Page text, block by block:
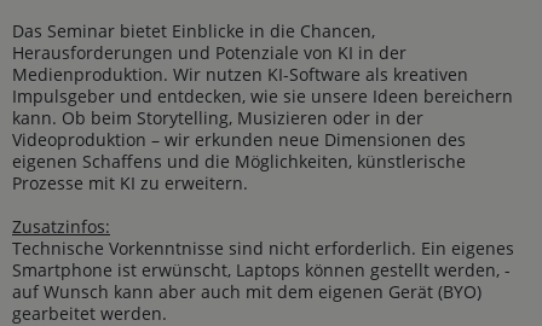
Das Seminar bietet Einblicke in die Chancen,
Herausforderungen und Potenziale von KI in der
Medienproduktion. Wir nutzen KI-Software als kreativen
Impulsgeber und entdecken, wie sie unsere Ideen bereichern
kann. Ob beim Storytelling, Musizieren oder in der
Videoproduktion – wir erkunden neue Dimensionen des
eigenen Schaffens und die Möglichkeiten, künstlerische
Prozesse mit KI zu erweitern.
Zusatzinfos:
Technische Vorkenntnisse sind nicht erforderlich. Ein eigenes
Smartphone ist erwünscht, Laptops können gestellt werden, -
auf Wunsch kann aber auch mit dem eigenen Gerät (BYO)
gearbeitet werden.